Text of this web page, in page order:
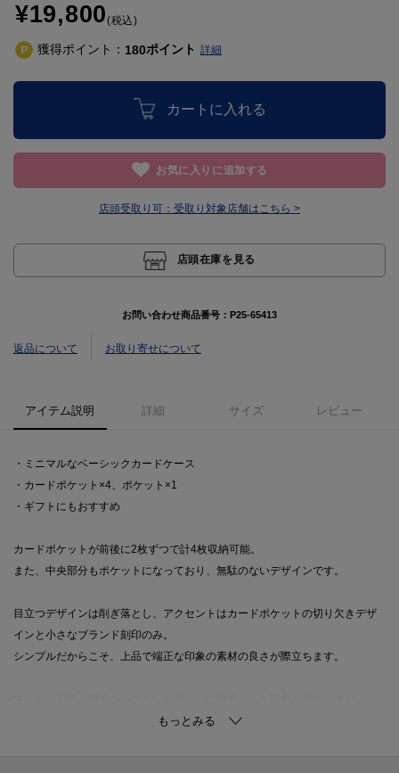
¥19,800(税込)
獲得ポイント： 180ポイント 詳細
カートに入れる
お気に入りに追加する
店頭受取り可： 受取り対象店舗はこちら >
店頭在庫を見る
お問い合わせ商品番号： P25-65413
返品について お取り寄せについて
アイテム説明 詳細 サイズ レビュー
・ミニマルなベーシックカードケース
・カードポケット×4、ポケット×1
・ギフトにもおすすめ
カードポケットが前後に2枚ずつで計4枚収納可能。
また、中央部分もポケットになっており、無駄のないデザインです。
目立つデザインは削ぎ落とし、アクセントはカードポケットの切り欠きデザ
インと小さなブランド刻印のみ。
シンプルだからこそ、上品で端正な印象の素材の良さが際立ちます。
●カードポケット×4、ポケット×1